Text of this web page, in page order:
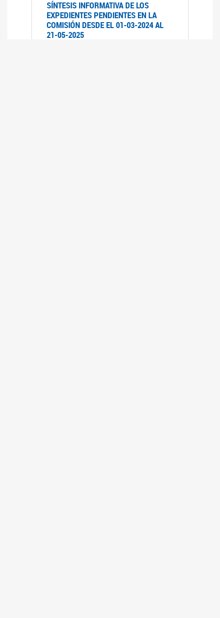
SÍNTESIS INFORMATIVA DE LOS
EXPEDIENTES PENDIENTES EN LA
COMISIÓN DESDE EL 01-03-2024 AL
21-05-2025